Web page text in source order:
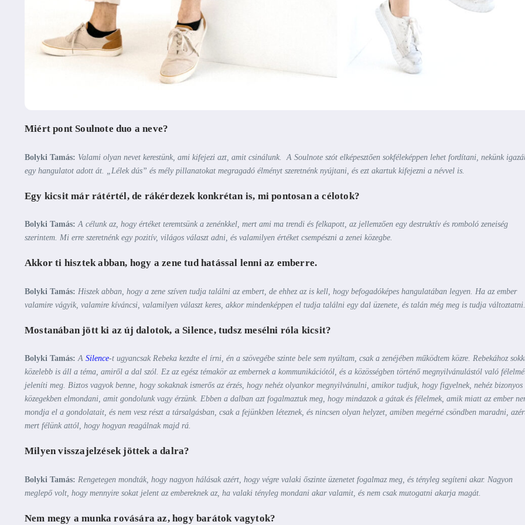
Miért pont Soulnote duo a neve?
Bolyki Tamás: Valami olyan nevet kerestünk, ami kifejezi azt, amit csinálunk. A Soulnote szót elképesztően sokféleképpen lehet fordítani, nekünk
egy hangulatot adott át. „Lélek dús” és mély pillanatokat megragadó élményt szeretnénk nyújtani, és ezt akartuk kifejezni a névvel is.
Egy kicsit már rátértél, de rákérdezek konkrétan is, mi pontosan a célotok?
Bolyki Tamás:A célunk az, hogy értéket teremtsünk a zenénkkel, mert ami ma trendi és felkapott, az jellemzően egy destruktív és romboló zeneiség
szerintem. Mi erre szeretnénk egy pozitív, világos választ adni, és valamilyen értéket csempészni a zenei közegbe.
Akkor ti hisztek abban, hogy a zene tud hatással lenni az emberre.
Bolyki Tamás: Hiszek abban, hogy a zene szíven tudja találni az embert, de ehhez az is kell, hogy befogadóképes hangulatában legyen. Ha az ember
valamire vágyik, valamire kíváncsi, valamilyen választ keres, akkor mindenképpen el tudja találni egy dal üzenete, és talán még meg is tudja változtatni.
Mostanában jött ki az új dalotok, a Silence, tudsz mesélni róla kicsit?
Bolyki Tamás:A Silence-t ugyancsak Rebeka kezdte el írni, én a szövegébe szinte bele sem nyúltam, csak a zenéjében működtem közre. Rebekához
közelebb is áll a téma, amiről a dal szól. Ez az egész témakör az embernek a kommunikációtól, és a közösségben történő megnyilvánulástól való
jeleníti meg. Biztos vagyok benne, hogy sokaknak ismerős az érzés, hogy nehéz olyankor megnyilvánulni, amikor tudjuk, hogy figyelnek, nehéz bizonyos
közegekben elmondani, amit gondolunk vagy érzünk. Ebben a dalban azt fogalmaztuk meg, hogy mindazok a gátak és félelmek, amik miatt az ember
mondja el a gondolatait, és nem vesz részt a társalgásban, csak a fejünkben léteznek, és nincsen olyan helyzet, amiben megérné csöndben maradni,
mert félünk attól, hogy hogyan reagálnak majd rá.
Milyen visszajelzések jöttek a dalra?
Bolyki Tamás: Rengetegen mondták, hogy nagyon hálásak azért, hogy végre valaki őszinte üzenetet fogalmaz meg, és tényleg segíteni akar. Nagyon
meglepő volt, hogy mennyire sokat jelent az embereknek az, ha valaki tényleg mondani akar valamit, és nem csak mutogatni akarja magát.
Nem megy a munka rovására az, hogy barátok vagytok?